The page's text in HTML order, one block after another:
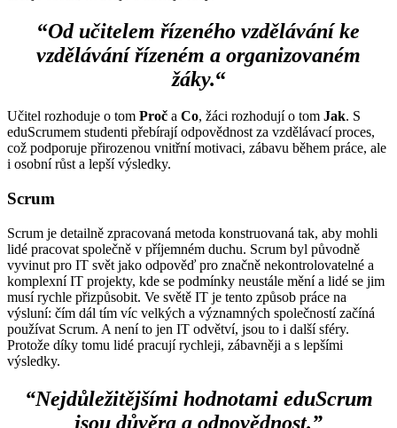
“Od učitelem řízeného vzdělávání ke
vzdělávání řízeném a organizovaném
žáky.“
Učitel rozhoduje o tom Proč a Co, žáci rozhodují o tom Jak. S
eduScrumem studenti přebírají odpovědnost za vzdělávací proces,
což podporuje přirozenou vnitřní motivaci, zábavu během práce, ale
i osobní růst a lepší výsledky.
Scrum
Scrum je detailně zpracovaná metoda konstruovaná tak, aby mohli
lidé pracovat společně v příjemném duchu. Scrum byl původně
vyvinut pro IT svět jako odpověď pro značně nekontrolovatelné a
komplexní IT projekty, kde se podmínky neustále mění a lidé se jim
musí rychle přizpůsobit. Ve světě IT je tento způsob práce na
výsluní: čím dál tím víc velkých a významných společností začíná
používat Scrum. A není to jen IT odvětví, jsou to i další sféry.
Protože díky tomu lidé pracují rychleji, zábavněji a s lepšími
výsledky.
“Nejdůležitějšími hodnotami eduScrum
jsou důvěra a odpovědnost.”